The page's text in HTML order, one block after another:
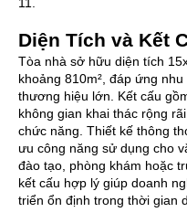
Diện Tích và Kết
Tòa nhà sở hữu diện tích
khoảng 810m², đáp ứng
thương hiệu lớn. Kết cấu
không gian khai thác rộng
chức năng. Thiết kế thông
ưu công năng sử dụng cho
đào tạo, phòng khám hoặc
kết cấu hợp lý giúp doanh
triển ổn định trong thời gian